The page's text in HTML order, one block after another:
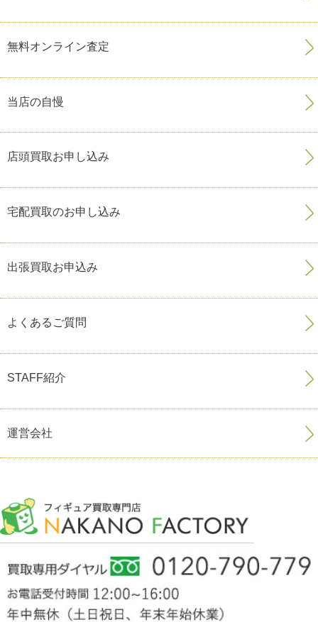
無料オンライン査定
当店の自慢
店頭買取お申し込み
宅配買取のお申し込み
出張買取お申込み
よくあるご質問
STAFF紹介
運営会社